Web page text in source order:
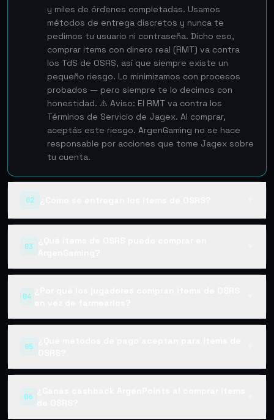
y miles de órdenes completadas. Usamos
métodos de entrega discretos y nunca te
pedimos tu usuario ni contraseña. Dicho eso,
comprar items con dinero real (RMT) va contra
los TdS de OSRS, así que siempre existe un
pequeño riesgo. Lo minimizamos con procesos
probados — pero siempre te lo decimos con
honestidad. ⚠️ Aviso: El RMT va contra los
Términos de Servicio de Jagex. Al comprar,
aceptás este riesgo. ArgenGaming no se hace
responsable por acciones que tome Jagex sobre
tu cuenta.
02
03
¿Qué items de OSRS puedo comprar en
ArgenGaming?
04
¿Por qué los jugadores compran items de OSRS
en vez de farmearlos?
05
¿Qué métodos de pago aceptan para items de
OSRS?
06
¿Ganás cashback ArgenPoints al comprar items
de OSRS?